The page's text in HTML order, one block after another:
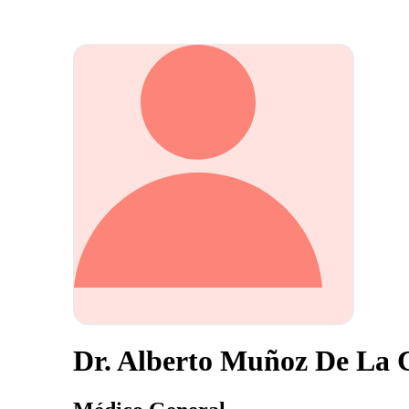
Dr. Alberto Muñoz De La